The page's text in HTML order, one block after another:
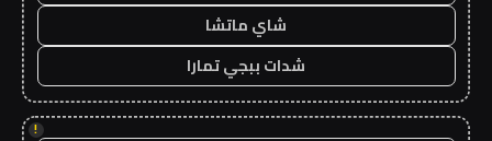
شاي ماتشا
شدات ببجي تمارا
!